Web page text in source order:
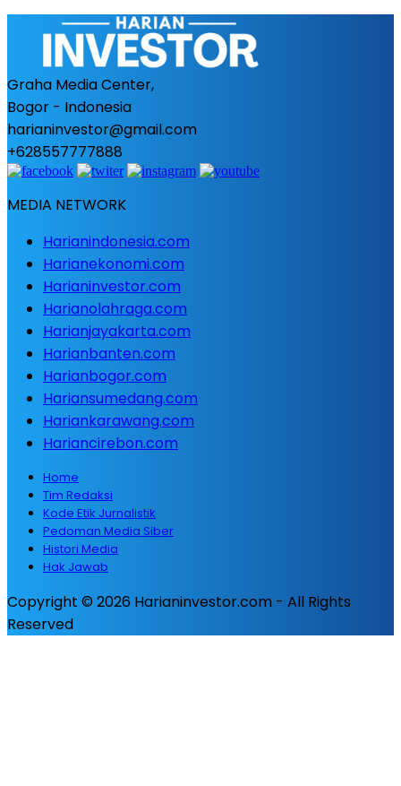
Graha Media Center,
Bogor - Indonesia
harianinvestor@gmail.com
+628557777888
MEDIA NETWORK
Harianindonesia.com
Harianekonomi.com
Harianinvestor.com
Harianolahraga.com
Harianjayakarta.com
Harianbanten.com
Harianbogor.com
Hariansumedang.com
Hariankarawang.com
Hariancirebon.com
Home
Tim Redaksi
Kode Etik Jurnalistik
Pedoman Media Siber
Histori Media
Hak Jawab
Copyright © 2026 Harianinvestor.com - All Rights
Reserved